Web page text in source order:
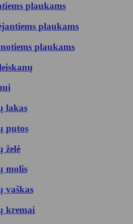
plaukams
plaukams
plaukams
lakas
putos
želė
molis
vaškas
kremai